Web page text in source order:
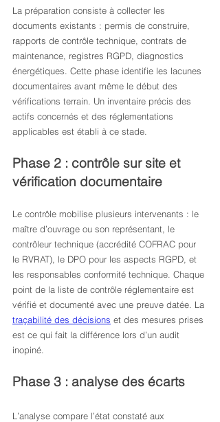
La préparation consiste à collecter les
documents existants : permis de construire,
rapports de contrôle technique, contrats de
maintenance, registres RGPD, diagnostics
énergétiques. Cette phase identifie les lacunes
documentaires avant même le début des
vérifications terrain. Un inventaire précis des
actifs concernés et des réglementations
applicables est établi à ce stade.
Phase 2 : contrôle sur site et
vérification documentaire
Le contrôle mobilise plusieurs intervenants : le
maître d’ouvrage ou son représentant, le
contrôleur technique (accrédité COFRAC pour
le RVRAT), le DPO pour les aspects RGPD, et
les responsables conformité technique. Chaque
point de la liste de contrôle réglementaire est
vérifié et documenté avec une preuve datée. La
traçabilité des décisions et des mesures prises
est ce qui fait la différence lors d’un audit
inopiné.
Phase 3 : analyse des écarts
L’analyse compare l’état constaté aux